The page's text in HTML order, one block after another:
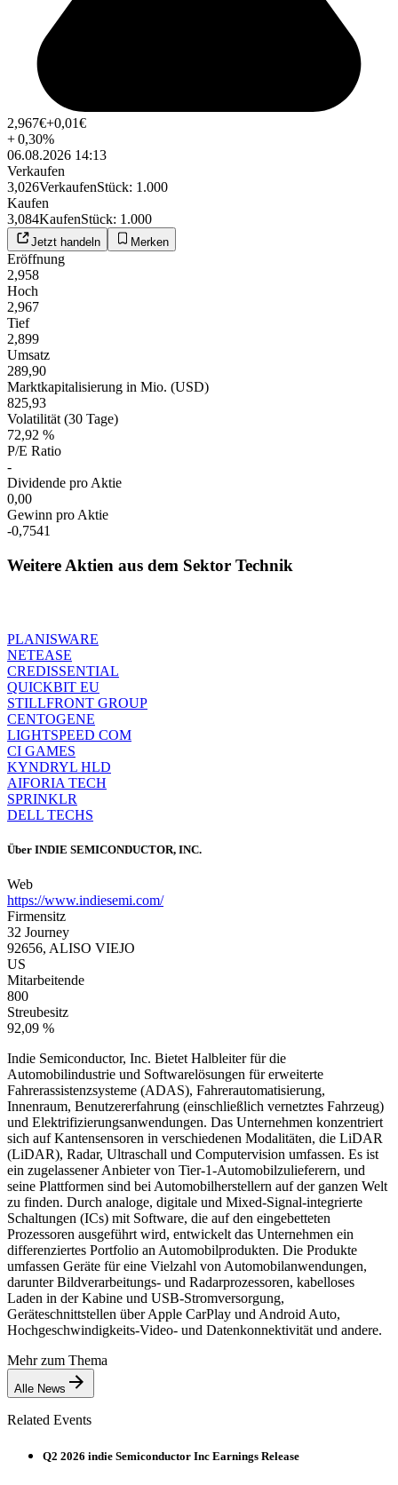
2,967€+0,01€
+0,30%
06.08.2026 14:13
Verkaufen
3,026VerkaufenStück: 1.000
Kaufen
3,084KaufenStück: 1.000
Jetzt handeln Merken
Eröffnung
2,958
Hoch
2,967
Tief
2,899
Umsatz
289,90
Marktkapitalisierung in Mio. (USD)
825,93
Volatilität (30 Tage)
72,92 %
P/E Ratio
-
Dividende pro Aktie
0,00
Gewinn pro Aktie
-0,7541
Weitere Aktien aus dem Sektor Technik
PLANISWARE
NETEASE
CREDISSENTIAL
QUICKBIT EU
STILLFRONT GROUP
CENTOGENE
LIGHTSPEED COM
CI GAMES
KYNDRYL HLD
AIFORIA TECH
SPRINKLR
DELL TECHS
Über INDIE SEMICONDUCTOR, INC.
Web
https://www.indiesemi.com/
Firmensitz
32 Journey
92656, ALISO VIEJO
US
Mitarbeitende
800
Streubesitz
92,09 %
Indie Semiconductor, Inc. Bietet Halbleiter für die
Automobilindustrie und Softwarelösungen für erweiterte
Fahrerassistenzsysteme (ADAS), Fahrerautomatisierung,
Innenraum, Benutzererfahrung (einschließlich vernetztes Fahrzeug)
und Elektrifizierungsanwendungen. Das Unternehmen konzentriert
sich auf Kantensensoren in verschiedenen Modalitäten, die LiDAR
(LiDAR), Radar, Ultraschall und Computervision umfassen. Es ist
ein zugelassener Anbieter von Tier-1-Automobilzulieferern, und
seine Plattformen sind bei Automobilherstellern auf der ganzen Welt
zu finden. Durch analoge, digitale und Mixed-Signal-integrierte
Schaltungen (ICs) mit Software, die auf den eingebetteten
Prozessoren ausgeführt wird, entwickelt das Unternehmen ein
differenziertes Portfolio an Automobilprodukten. Die Produkte
umfassen Geräte für eine Vielzahl von Automobilanwendungen,
darunter Bildverarbeitungs- und Radarprozessoren, kabelloses
Laden in der Kabine und USB-Stromversorgung,
Geräteschnittstellen über Apple CarPlay und Android Auto,
Hochgeschwindigkeits-Video- und Datenkonnektivität und andere.
Mehr zum Thema
Alle News
Related Events
Q2 2026 indie Semiconductor Inc Earnings Release